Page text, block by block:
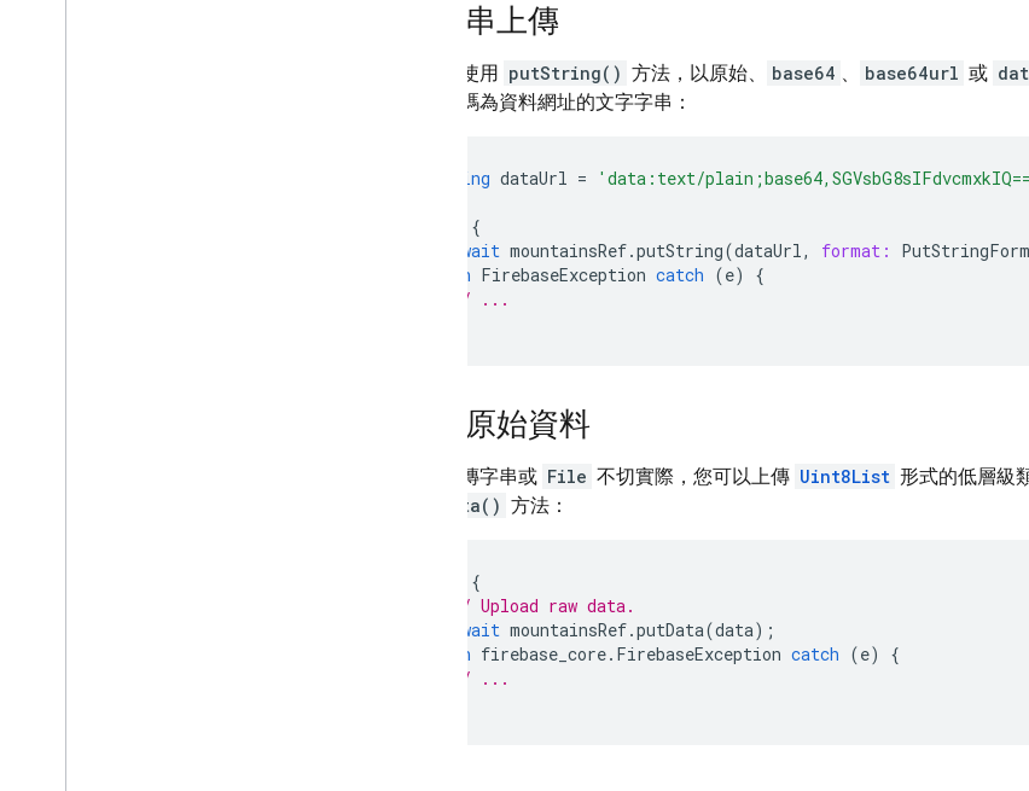
從字串上傳
您可以使用 putString() 方法，以原始、 base64 、 base64url 或
上傳編碼為資料網址的文字字串：
String dataUrl = 'data:text/
{
await mountainsRef.putString(dataUrl, format:
on FirebaseException catch (e)
{
// ...
上傳原始資料
如果上傳字串或 File 不切實際，您可以上傳 Uint8List 形式的低層級
putData() 方法：
{
// Upload raw data.
await mountainsRef.putData(data);
on firebase_core. FirebaseException catch (e)
{
// ...